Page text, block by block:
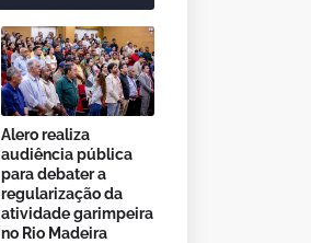
Alero realiza
audiência pública
para debater a
regularização da
atividade garimpeira
no Rio Madeira